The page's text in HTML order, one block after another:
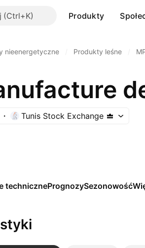
Produkty
nieenergetyczne Produkty leśne
Tunis Stock Exchange
technicznePrognozySezonowość